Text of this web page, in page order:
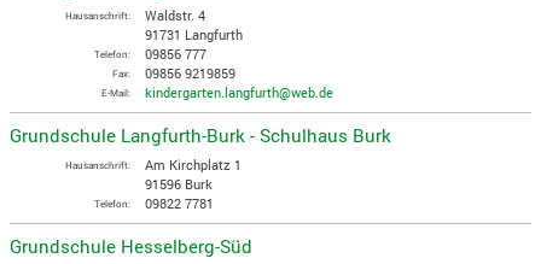
Hausanschrift:
Waldstr. 4
91731 Langfurth
Telefon: 09856 777
Fax: 09856 9219859
E-Mail: kindergarten.langfurth@web.de
Grundschule Langfurth-Burk - Schulhaus Burk
Hausanschrift:
Am Kirchplatz 1
91596 Burk
Telefon: 09822 7781
Grundschule Hesselberg-Süd